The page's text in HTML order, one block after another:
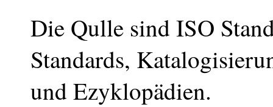
Die Qulle sind ISO
Standards,
und Ezyklopädien.